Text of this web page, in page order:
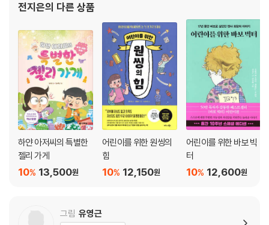
전지은의 다른 상품
하얀 아저씨의 특별한
젤리 가게
13,500원
10%
어린이를 위한 원씽의
힘
12,150원
10%
어린이를 위한 바보 빅
터
12,600원
10%
그림 유영근